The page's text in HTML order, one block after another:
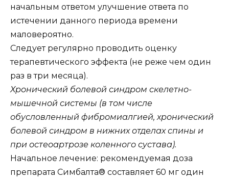
начальным ответом улучшение ответа по
истечении данного периода времени
маловероятно.
Следует регулярно проводить оценку
терапевтического эффекта (не реже чем один
раз в три месяца).
Хронический болевой синдром скелетно-
мышечной системы (в том числе
обусловленный фибромиалгией, хронический
болевой синдром в нижних отделах спины и
при остеоартрозе коленного сустава).
Начальное лечение: рекомендуемая доза
препарата Симбалта® составляет 60 мг один